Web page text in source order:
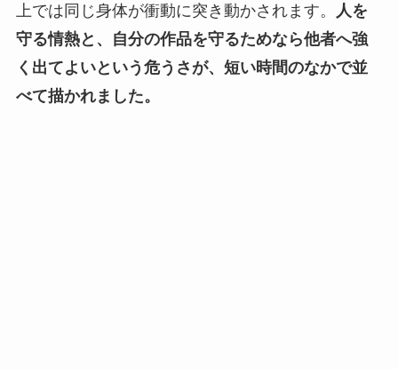
上では同じ身体が衝動に突き動かされます。
人を
守る情熱と、自分の作品を守るためなら他者へ強
く出てよいという危うさが、短い時間のなかで並
べて描かれました。